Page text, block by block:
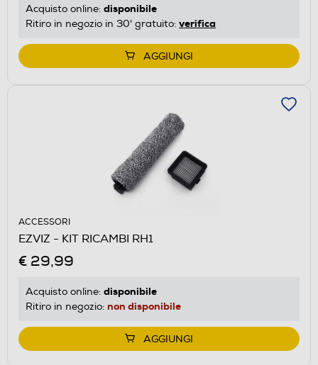
Acquisto online: disponibile
Ritiro in negozio in 30' gratuito: verifica
AGGIUNGI
ACCESSORI
EZVIZ - KIT RICAMBI RH1
€ 29,99
Acquisto online: disponibile
Ritiro in negozio: non disponibile
AGGIUNGI